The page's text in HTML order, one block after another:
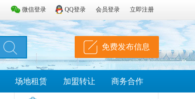
微信登录 QQ登录 会员登录 立即注册
免费发布信息
场地租赁 加盟转让 商务合作